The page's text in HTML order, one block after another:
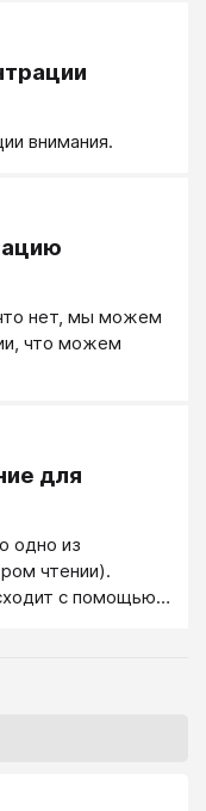
том, что не
кто-то
кто-то грызет и
внимания.
нет, мы можем
что можем
для
одно из
чтении).
с помощью
на любом